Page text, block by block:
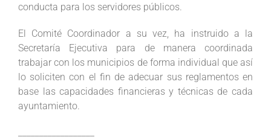
conducta para los servidores públicos.
El Comité Coordinador a su vez, ha instruido a la
Secretaría Ejecutiva para de manera coordinada
trabajar con los municipios de forma individual que así
lo soliciten con el fin de adecuar sus reglamentos en
base las capacidades financieras y técnicas de cada
ayuntamiento.